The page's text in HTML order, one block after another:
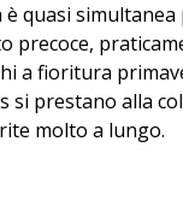
quasi
a fioritura
si prestano alla
molto a lungo.